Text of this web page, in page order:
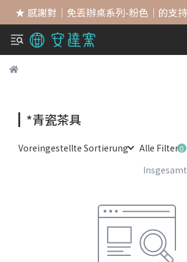
★ 感謝對｜免丟辦桌系列-粉色｜的支
*青瓷茶具
Voreingestellte Sortierung
Alle Filter